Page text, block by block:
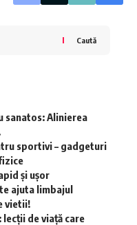
Caută
sanatos: Alinierea
sportivi – gadgeturi
şi uşor
ajuta limbajul
vietii!
de viață care